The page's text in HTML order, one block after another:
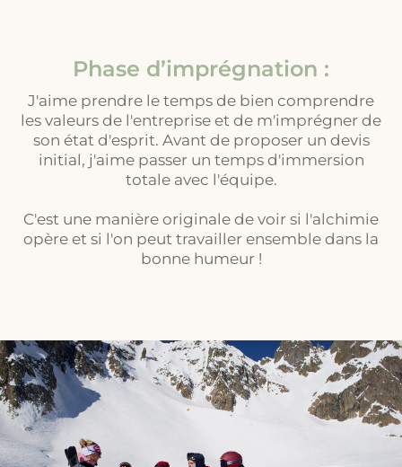
Phase d’imprégnation :
J'aime prendre le temps de bien comprendre
les valeurs de l'entreprise et de m'imprégner de
son état d'esprit. Avant de proposer un devis
initial, j'aime passer un temps d'immersion
totale avec l'équipe.
C'est une manière originale de voir si l'alchimie
opère et si l'on peut travailler ensemble dans la
bonne humeur !